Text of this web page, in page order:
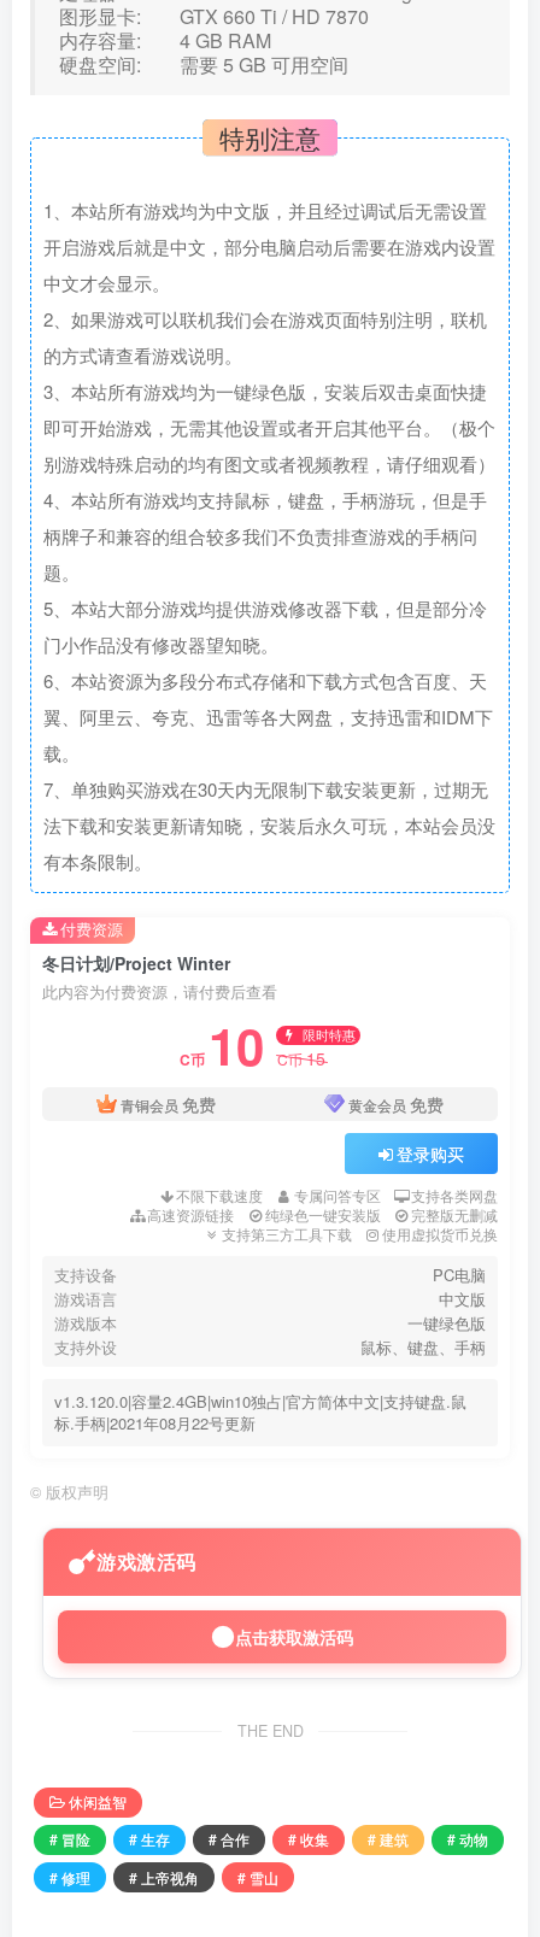
图形显卡: GTX 660 Ti / HD 7870
内存容量: 4 GB RAM
硬盘空间: 需要 5 GB 可用空间
特别注意
1、本站所有游戏均为中文版，并且经过调试后无需设置
开启游戏后就是中文，部分电脑启动后需要在游戏内设置
中文才会显示。
2、如果游戏可以联机我们会在游戏页面特别注明，联机
的方式请查看游戏说明。
3、本站所有游戏均为一键绿色版，安装后双击桌面快捷
即可开始游戏，无需其他设置或者开启其他平台。（极个
别游戏特殊启动的均有图文或者视频教程，请仔细观看）
4、本站所有游戏均支持鼠标，键盘，手柄游玩，但是手
柄牌子和兼容的组合较多我们不负责排查游戏的手柄问
题。
5、本站大部分游戏均提供游戏修改器下载，但是部分冷
门小作品没有修改器望知晓。
6、本站资源为多段分布式存储和下载方式包含百度、天
翼、阿里云、夸克、迅雷等各大网盘，支持迅雷和IDM下
载。
7、单独购买游戏在30天内无限制下载安装更新，过期无
法下载和安装更新请知晓，安装后永久可玩，本站会员没
有本条限制。
冬日计划/Project Winter
此内容为付费资源，请付费后查看
C币 10 限时特惠
C币15
青铜会员 免费 黄金会员 免费
登录购买
不限下载速度 专属问答专区
支持各类网盘
高速资源链接
纯绿色一键安装版
完整版无删减
支持第三方工具下载
使用虚拟货币兑换
支持设备
PC电脑
游戏语言
中文版
游戏版本
一键绿色版
支持外设
鼠标、键盘、手柄
v1.3.120.0|容量2.4GB|win10独占|官方简体中文|支持键盘.鼠
标.手柄|2021年08月22号更新
付费资源
© 版权声明
游戏激活码
点击获取激活码
THE END
休闲益智
# 冒险
# 生存 # 合作 # 收集 # 建筑
# 动物
# 修理
# 上帝视角 # 雪山